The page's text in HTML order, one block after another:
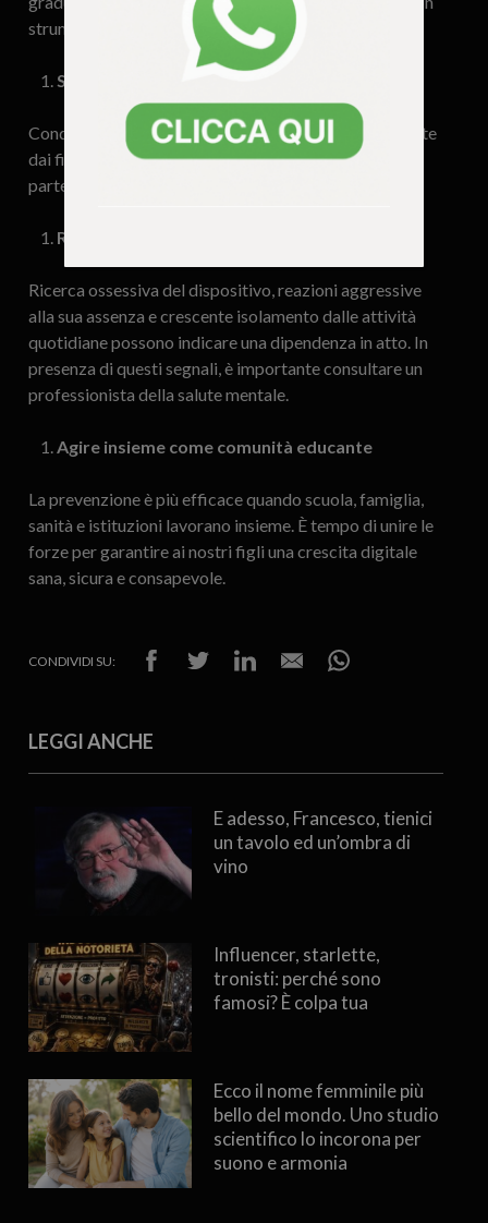
strumenti sicuri e protetti.
Supervisionare attivamente
Condividere il tempo online, conoscere le app utilizzate
dai figli, dialogare su ciò che vedono e vivono in rete è
parte essenziale della responsabilità genitoriale.
Riconoscere i segnali di allarme
Ricerca ossessiva del dispositivo, reazioni aggressive
alla sua assenza e crescente isolamento dalle attività
quotidiane possono indicare una dipendenza in atto. In
presenza di questi segnali, è importante consultare un
professionista della salute mentale.
Agire insieme come comunità educante
La prevenzione è più efficace quando scuola, famiglia,
sanità e istituzioni lavorano insieme. È tempo di unire le
forze per garantire ai nostri figli una crescita digitale
sana, sicura e consapevole.
CONDIVIDI SU:
LEGGI ANCHE
E adesso, Francesco, tienici
un tavolo ed un’ombra di
vino
Influencer, starlette,
tronisti: perché sono
famosi? È colpa tua
Ecco il nome femminile più
bello del mondo. Uno studio
scientifico lo incorona per
suono e armonia